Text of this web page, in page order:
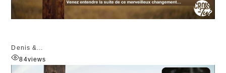
Denis &...
84views